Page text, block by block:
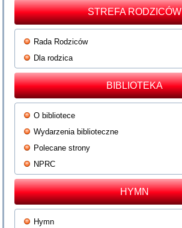
STREFA RODZICÓW
Rada Rodziców
Dla rodzica
BIBLIOTEKA
O bibliotece
Wydarzenia biblioteczne
Polecane strony
NPRC
HYMN
Hymn